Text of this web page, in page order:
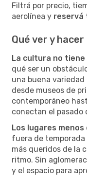
Filtrá por precio,
aerolínea y reservá
Qué ver y
La cultura no
qué ser un
una buena
desde museos de
contemporáneo
conectan el pasado
Los lugares
fuera de
más queridos de la
ritmo. Sin
y el espacio para